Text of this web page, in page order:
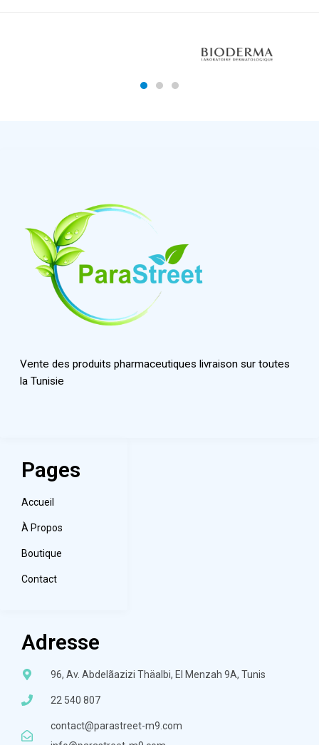
Vente des produits pharmaceutiques livraison sur toutes
la Tunisie
Pages
Accueil
À Propos
Boutique
Contact
Adresse
96, Av. Abdelãazizi Thäalbi, El Menzah 9A, Tunis
22 540 807
contact@parastreet-m9.com